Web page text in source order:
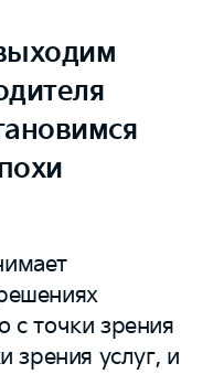
с точки зрения
зрения услуг, и